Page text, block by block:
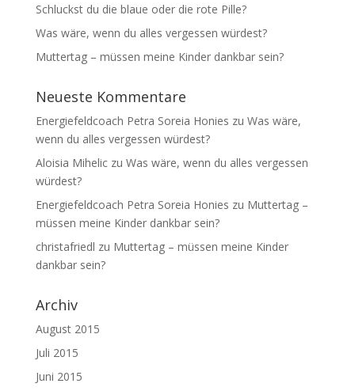
Schluckst du die blaue oder die rote Pille?
Was wäre, wenn du alles vergessen würdest?
Muttertag – müssen meine Kinder dankbar sein?
Neueste Kommentare
Energiefeldcoach Petra Soreia Honies zu Was wäre,
wenn du alles vergessen würdest?
Aloisia Miheliczu Was wäre, wenn du alles vergessen
würdest?
Energiefeldcoach Petra Soreia Honies zu Muttertag –
müssen meine Kinder dankbar sein?
christafriedl zu Muttertag – müssen meine Kinder
dankbar sein?
Archiv
August 2015
Juli 2015
Juni 2015